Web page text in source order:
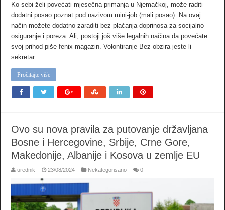
Ko sebi želi povećati mjesečna primanja u Njemačkoj, može raditi
dodatni posao poznat pod nazivom mini-job (mali posao). Na ovaj
način možete dodatno zaraditi bez plaćanja doprinosa za socijalno
osiguranje i poreza. Ali, postoji još više legalnih načina da povećate
svoj prihod piše fenix-magazin. Volontiranje Bez obzira jeste li
sekretar …
Pročitajte više
Ovo su nova pravila za putovanje državljana
Bosne i Hercegovine, Srbije, Crne Gore,
Makedonije, Albanije i Kosova u zemlje EU
urednik 23/08/2024 Nekategorisano 0